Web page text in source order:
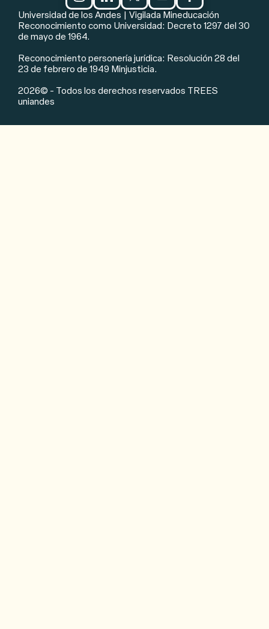
Universidad de los Andes | Vigilada Mineducación
Reconocimiento como Universidad: Decreto 1297 del 30
de mayo de 1964.
Reconocimiento personería jurídica: Resolución 28 del
23 de febrero de 1949 Minjusticia.
2026© - Todos los derechos reservados TREES
uniandes